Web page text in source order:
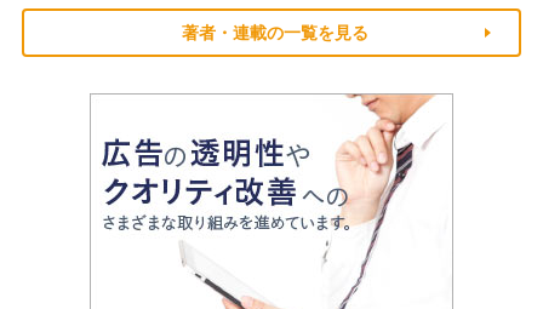
著者・連載の一覧を見る